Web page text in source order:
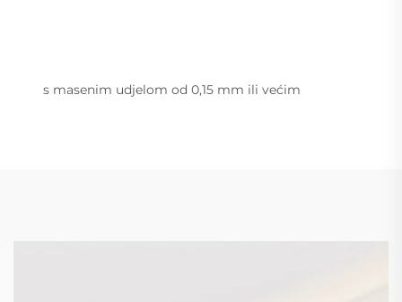
s masenim udjelom od 0,15 mm ili većim